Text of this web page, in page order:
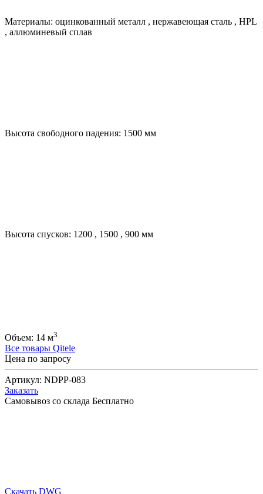
Материалы: оцинкованный металл , нержавеющая сталь , HPL
, аллюминевый сплав
Высота свободного падения: 1500 мм
Высота спусков: 1200 , 1500 , 900 мм
Объем: 14 м3
Все товары Qitele
Цена по запросу
Артикул: NDPP-083
Заказать
Самовывоз со склада Бесплатно
Скачать DWG